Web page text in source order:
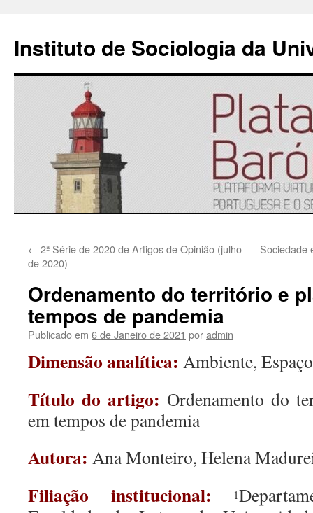
Instituto de Sociologia da
para
conteúdo
← 2ª Série de 2020 de Artigos de Opinião (julho
de 2020)
Sociedade
Ordenamento do território e
tempos de pandemia
Publicado em 6 de Janeiro de 2021 poradmin
Dimensão analítica: Ambiente,
Título do artigo: Ordenamento do
em tempos de pandemia
Autora: Ana Monteiro, Helena
Filiação institucional: 1